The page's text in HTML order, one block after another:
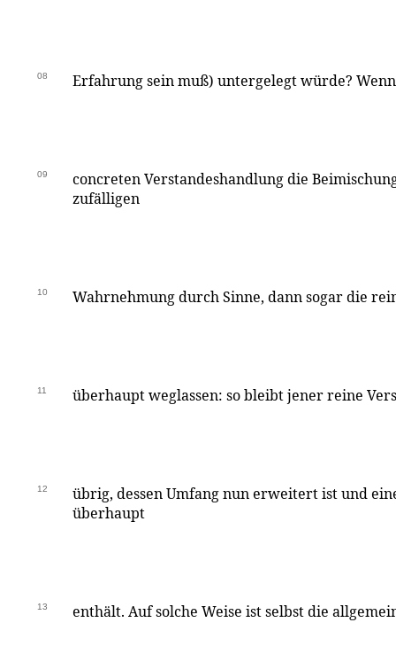
08 Erfahrung sein muß) untergelegt würde?
09
concreten Verstandeshandlung die
zufälligen
10 Wahrnehmung durch Sinne, dann sogar die
11 überhaupt weglassen: so bleibt jener reine
12
übrig, dessen Umfang nun erweitert ist und
überhaupt
13 enthält. Auf solche Weise ist selbst die